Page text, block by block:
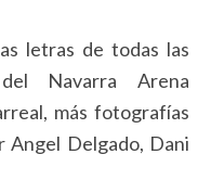
letras de todas las
Navarra Arena
más fotografías
Angel Delgado, Dani